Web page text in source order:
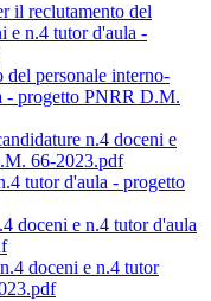
il reclutamento del
e n.4 tutor d'aula -
personale interno-
- progetto PNRR D.M.
n.4 doceni e
66-2023.pdf
tutor d'aula - progetto
doceni e n.4 tutor d'aula
doceni e n.4 tutor